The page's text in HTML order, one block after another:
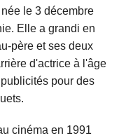
le 3 décembre
Elle a grandi en
père et ses deux
d'actrice à l'âge
pour des
cinéma en 1991